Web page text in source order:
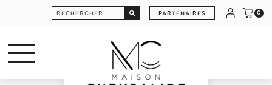
Rechercher : PARTENAIRES 0